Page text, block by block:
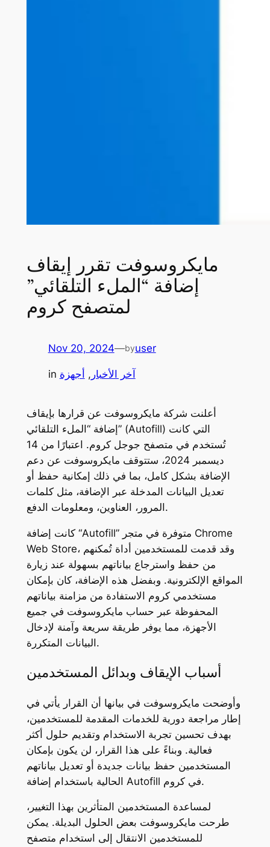
مايكروسوفت تقرر إيقاف
إضافة “الملء التلقائي”
لمتصفح كروم
Nov 20, 2024—byuser
in آخر الأخبار , أجهزة
أعلنت شركة مايكروسوفت عن قرارها بإيقاف
إضافة “الملء التلقائي” (Autofill) التي كانت
تُستخدم في متصفح جوجل كروم. اعتبارًا من 14
ديسمبر 2024، ستتوقف مايكروسوفت عن دعم
الإضافة بشكل كامل، بما في ذلك إمكانية حفظ أو
تعديل البيانات المدخلة عبر الإضافة، مثل كلمات
المرور، العناوين، ومعلومات الدفع.
Chrome
Web Store، وقد قدمت للمستخدمين أداة تُمكنهم
من حفظ واسترجاع بياناتهم بسهولة عند زيارة
المواقع الإلكترونية. وبفضل هذه الإضافة، كان بإمكان
مستخدمي كروم الاستفادة من مزامنة بياناتهم
المحفوظة عبر حساب مايكروسوفت في جميع
الأجهزة، مما يوفر طريقة سريعة وآمنة لإدخال
البيانات المتكررة.
أسباب الإيقاف وبدائل المستخدمين
وأوضحت مايكروسوفت في بيانها أن القرار يأتي في
إطار مراجعة دورية للخدمات المقدمة للمستخدمين،
بهدف تحسين تجربة الاستخدام وتقديم حلول أكثر
فعالية. وبناءً على هذا القرار، لن يكون بإمكان
المستخدمين حفظ بيانات جديدة أو تعديل بياناتهم
الحالية باستخدام إضافة Autofill في كروم.
لمساعدة المستخدمين المتأثرين بهذا التغيير،
طرحت مايكروسوفت بعض الحلول البديلة. يمكن
للمستخدمين الانتقال إلى استخدام متصفح